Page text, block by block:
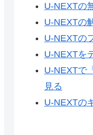
U-NEXTの
U-NEXTの
U-NEXTの
U-NEXTを
U-NEXTで
見る
U-NEXTの